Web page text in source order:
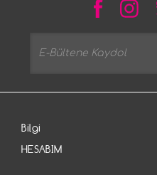
Bilgi
HESABIM